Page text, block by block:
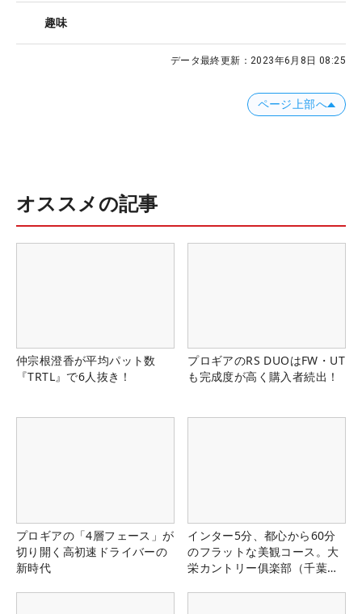
趣味
データ最終更新： 2023年6月8日 08:25
ページ上部へ
オススメの記事
仲宗根澄香が平均パット数
『TRTL』で6人抜き！
プロギアのRS DUOはFW・UT
も完成度が高く購入者続出！
プロギアの「4層フェース」が
切り開く高初速ドライバーの
新時代
インター5分、都心から60分
のフラットな美観コース。大
栄カントリー俱楽部（千葉